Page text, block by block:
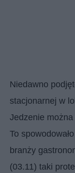
Niedawno
stacjonarnej w
Jedzenie można
To
branży
(03.11) taki